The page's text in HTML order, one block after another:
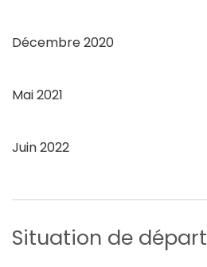
Décembre 2020
Mai 2021
Juin 2022
Situation de départ